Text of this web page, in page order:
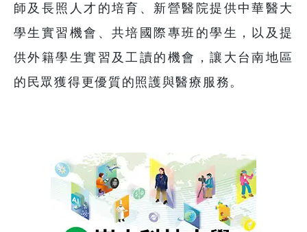
師及長照人才的培育、新營醫院提供中華醫大
學生實習機會、共培國際專班的學生，以及提
供外籍學生實習及工讀的機會，讓大台南地區
的民眾獲得更優質的照護與醫療服務。